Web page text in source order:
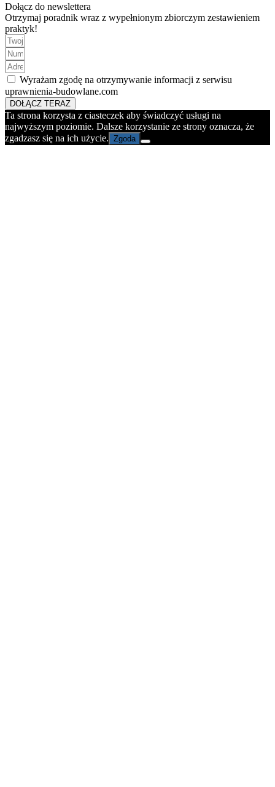
Dołącz do newslettera
Otrzymaj poradnik wraz z wypełnionym zbiorczym zestawieniem
praktyk!
Wyrażam zgodę na otrzymywanie informacji z serwisu
uprawnienia-budowlane.com
DOŁĄCZ TERAZ
Ta strona korzysta z ciasteczek aby świadczyć usługi na
najwyższym poziomie. Dalsze korzystanie ze strony oznacza, że
zgadzasz się na ich użycie. Zgoda